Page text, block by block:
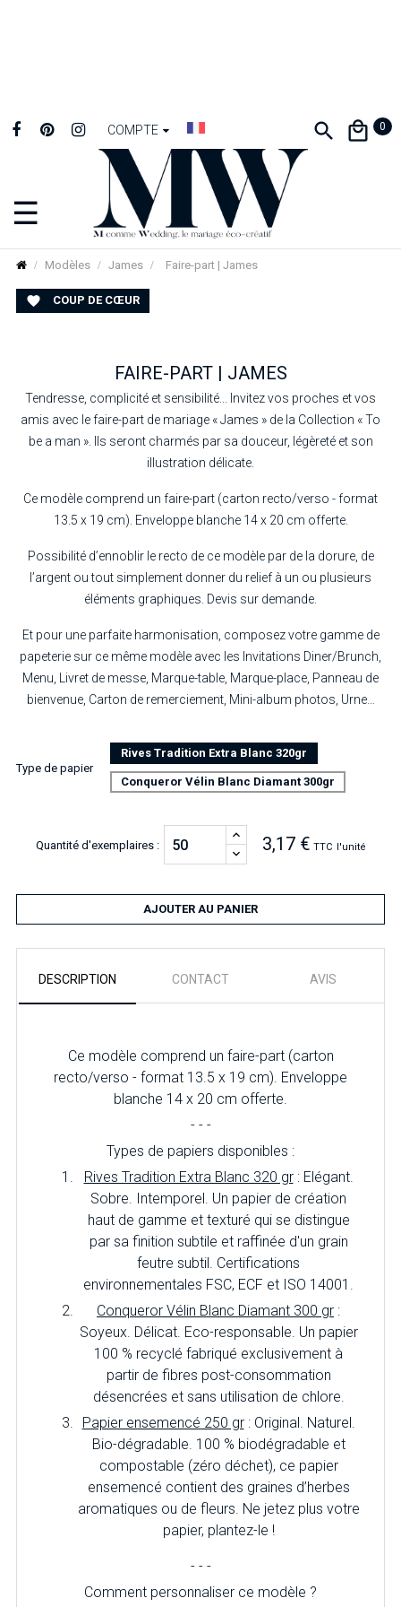
COMPTE 0
Basculer
la
navigation
☰
Modèles James Faire-part | James
 COUP DE CŒUR
FAIRE-PART | JAMES
Tendresse, complicité et sensibilité... Invitez vos proches et vos
amis avec le faire-part de mariage « James » de la Collection « To
be a man ». Ils seront charmés par sa douceur, légèreté et son
illustration délicate.
Ce modèle comprend un faire-part (carton recto/verso - format
13.5 x 19 cm). Enveloppe blanche 14 x 20 cm offerte.
Possibilité d’ennoblir le recto de ce modèle par de la dorure, de
l’argent ou tout simplement donner du relief à un ou plusieurs
éléments graphiques. Devis sur demande.
Et pour une parfaite harmonisation, composez votre gamme de
papeterie sur ce même modèle avec les Invitations Diner/Brunch,
Menu, Livret de messe, Marque-table, Marque-place, Panneau de
bienvenue, Carton de remerciement, Mini-album photos, Urne…
Type de papier
Rives Tradition Extra Blanc 320gr
Conqueror Vélin Blanc Diamant 300gr
Quantité d'exemplaires : 3,17 € TTC l'unité
AJOUTER AU PANIER
DESCRIPTION CONTACT AVIS
Ce modèle comprend un faire-part (carton
recto/verso - format 13.5 x 19 cm). Enveloppe
blanche 14 x 20 cm offerte.
- - -
Types de papiers disponibles :
Rives Tradition Extra Blanc 320 gr: Elégant.
Sobre. Intemporel. Un papier de création
haut de gamme et texturé qui se distingue
par sa finition subtile et raffinée d'un grain
feutre subtil. Certifications
environnementales FSC, ECF et ISO 14001.
Conqueror Vélin Blanc Diamant 300 gr :
Soyeux. Délicat. Eco-responsable. Un papier
100 % recyclé fabriqué exclusivement à
partir de fibres post-consommation
désencrées et sans utilisation de chlore.
Papier ensemencé 250 gr: Original. Naturel.
Bio-dégradable. 100 % biodégradable et
compostable (zéro déchet), ce papier
ensemencé contient des graines d’herbes
aromatiques ou de fleurs. Ne jetez plus votre
papier, plantez-le !
- - -
Comment personnaliser ce modèle ?